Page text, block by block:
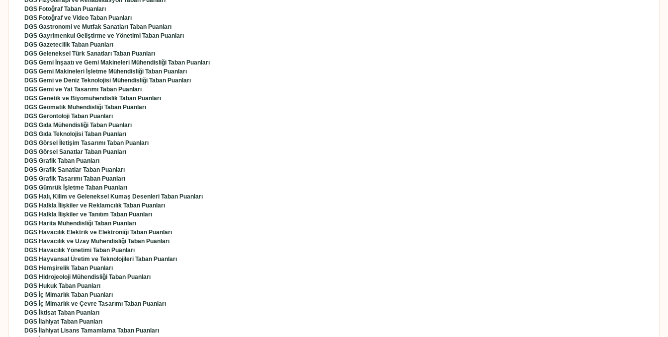
DGS Fotoğraf Taban Puanları
DGS Fotoğraf ve Video Taban Puanları
DGS Gastronomi ve Mutfak Sanatları Taban Puanları
DGS Gayrimenkul Geliştirme ve Yönetimi Taban Puanları
DGS Gazetecilik Taban Puanları
DGS Geleneksel Türk Sanatları Taban Puanları
DGS Gemi İnşaatı ve Gemi Makineleri Mühendisliği Taban Puanları
DGS Gemi Makineleri İşletme Mühendisliği Taban Puanları
DGS Gemi ve Deniz Teknolojisi Mühendisliği Taban Puanları
DGS Gemi ve Yat Tasarımı Taban Puanları
DGS Genetik ve Biyomühendislik Taban Puanları
DGS Geomatik Mühendisliği Taban Puanları
DGS Gerontoloji Taban Puanları
DGS Gıda Mühendisliği Taban Puanları
DGS Gıda Teknolojisi Taban Puanları
DGS Görsel İletişim Tasarımı Taban Puanları
DGS Görsel Sanatlar Taban Puanları
DGS Grafik Taban Puanları
DGS Grafik Sanatlar Taban Puanları
DGS Grafik Tasarımı Taban Puanları
DGS Gümrük İşletme Taban Puanları
DGS Halı, Kilim ve Geleneksel Kumaş Desenleri Taban Puanları
DGS Halkla İlişkiler ve Reklamcılık Taban Puanları
DGS Halkla İlişkiler ve Tanıtım Taban Puanları
DGS Harita Mühendisliği Taban Puanları
DGS Havacılık Elektrik ve Elektroniği Taban Puanları
DGS Havacılık ve Uzay Mühendisliği Taban Puanları
DGS Havacılık Yönetimi Taban Puanları
DGS Hayvansal Üretim ve Teknolojileri Taban Puanları
DGS Hemşirelik Taban Puanları
DGS Hidrojeoloji Mühendisliği Taban Puanları
DGS Hukuk Taban Puanları
DGS İç Mimarlık Taban Puanları
DGS İç Mimarlık ve Çevre Tasarımı Taban Puanları
DGS İktisat Taban Puanları
DGS İlahiyat Taban Puanları
DGS İlahiyat Lisans Tamamlama Taban Puanları